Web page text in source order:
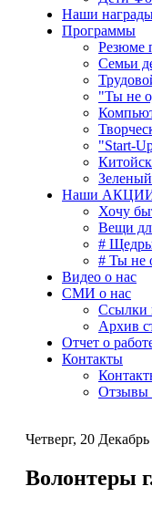
Наши
Программы
Резюме
Семьи
"Ты не
"Start-
Наши
Хочу
Вещи
#
# Ты не
Видео о нас
СМИ о нас
Ссылки
Архив
Отчет о
Контакты
Отзывы
Четверг, 20
Волонтеры